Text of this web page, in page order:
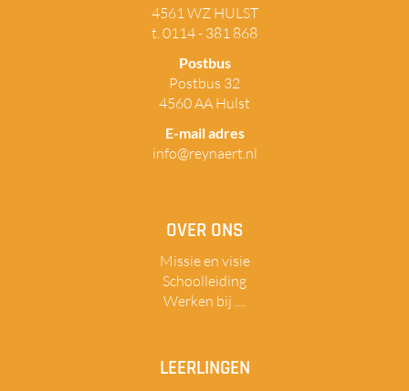
4561 WZ HULST
t. 0114 - 381 868
Postbus
Postbus 32
4560 AA Hulst
E-mail adres
info@reynaert.nl
OVER ONS
Missie en visie
Schoolleiding
Werken bij ....
LEERLINGEN